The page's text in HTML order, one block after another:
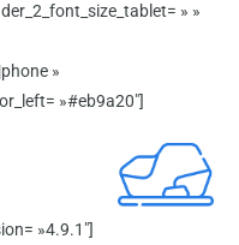
» »
»
»#eb9a20″]
»4.9.1″]